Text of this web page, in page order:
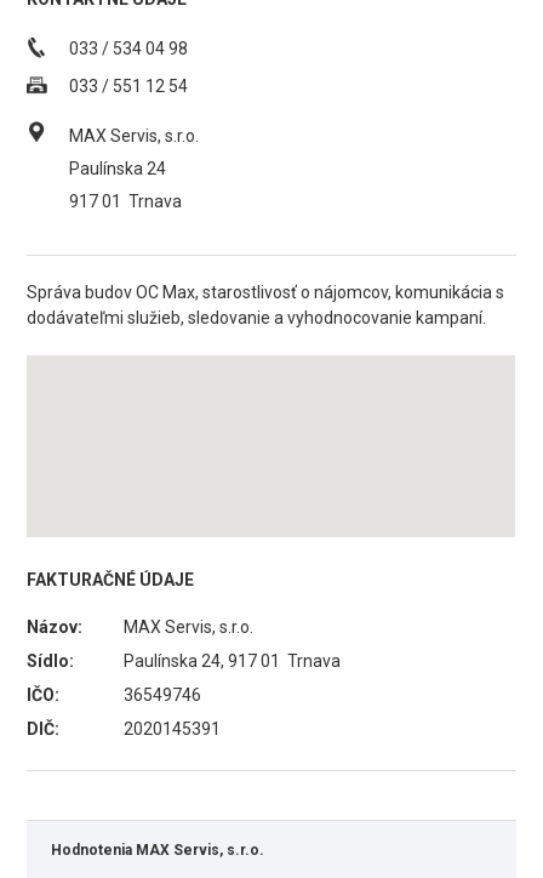
033 / 534 04 98
033 / 551 12 54
MAX Servis, s.r.o.
Paulínska 24
917 01 Trnava
Správa budov OC Max, starostlivosť o nájomcov, komunikácia s
dodávateľmi služieb, sledovanie a vyhodnocovanie kampaní.
FAKTURAČNÉ ÚDAJE
Názov:
MAX Servis, s.r.o.
Sídlo:
Paulínska 24, 917 01 Trnava
IČO:
36549746
DIČ:
2020145391
Hodnotenia MAX Servis, s.r.o.